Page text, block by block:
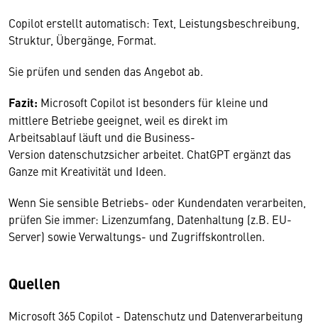
Copilot erstellt automatisch: Text, Leistungsbeschreibung,
Struktur, Übergänge, Format.
Sie prüfen und senden das Angebot ab.
Fazit: Microsoft Copilot ist besonders für kleine und
mittlere Betriebe geeignet, weil es direkt im
Arbeitsablauf läuft und die Business-
Version datenschutzsicher arbeitet. ChatGPT ergänzt das
Ganze mit Kreativität und Ideen.
Wenn Sie sensible Betriebs- oder Kundendaten verarbeiten,
prüfen Sie immer: Lizenzumfang, Datenhaltung (z.B. EU-
Server) sowie Verwaltungs- und Zugriffskontrollen.
Quellen
Microsoft 365 Copilot - Datenschutz und Datenverarbeitung